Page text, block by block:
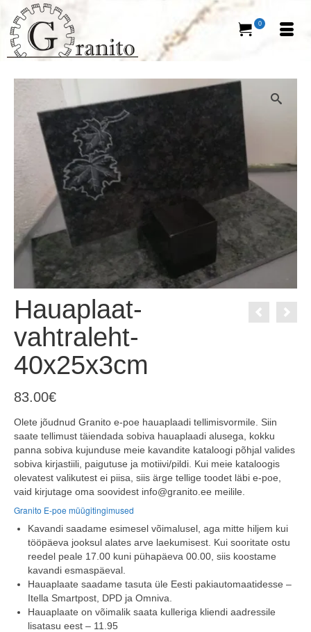
0
Hauaplaat-
vahtraleht-
40x25x3cm
83.00€
Olete jõudnud Granito e-poe hauaplaadi tellimisvormile. Siin
saate tellimust täiendada sobiva hauaplaadi alusega, kokku
panna sobiva kujunduse meie kavandite kataloogi põhjal valides
sobiva kirjastiili, paigutuse ja motiivi/pildi. Kui meie kataloogis
olevatest valikutest ei piisa, siis ärge tellige toodet läbi e-poe,
vaid kirjutage oma soovidest info@granito.ee meilile.
Granito E-poe müügitingimused
Kavandi saadame esimesel võimalusel, aga mitte hiljem kui
tööpäeva jooksul alates arve laekumisest. Kui sooritate ostu
reedel peale 17.00 kuni pühapäeva 00.00, siis koostame
kavandi esmaspäeval.
Hauaplaate saadame tasuta üle Eesti pakiautomaatidesse –
Itella Smartpost, DPD ja Omniva.
Hauaplaate on võimalik saata kulleriga kliendi aadressile
lisatasu eest – 11.95